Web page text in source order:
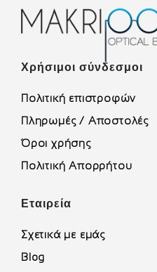
Χρήσιμοι σύνδεσμοι
Πολιτική επιστροφών
Πληρωμές / Αποστολές
Όροι χρήσης
Πολιτική Απορρήτου
Εταιρεία
Σχετικά με εμάς
Blog